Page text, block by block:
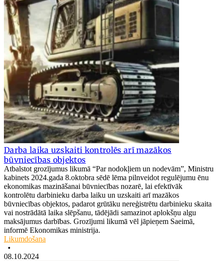
Darba laika uzskaiti kontrolēs arī mazākos
būvniecības objektos
Atbalstot grozījumus likumā “Par nodokļiem un nodevām”, Ministru
kabinets 2024.gada 8.oktobra sēdē lēma pilnveidot regulējumu ēnu
ekonomikas mazināšanai būvniecības nozarē, lai efektīvāk
kontrolētu darbinieku darba laiku un uzskaiti arī mazākos
būvniecības objektos, padarot grūtāku nereģistrētu darbinieku skaita
vai nostrādātā laika slēpšanu, tādējādi samazinot aplokšņu algu
maksājumus darbības. Grozījumi likumā vēl jāpieņem Saeimā,
informē Ekonomikas ministrija.
Likumdošana
•
08.10.2024